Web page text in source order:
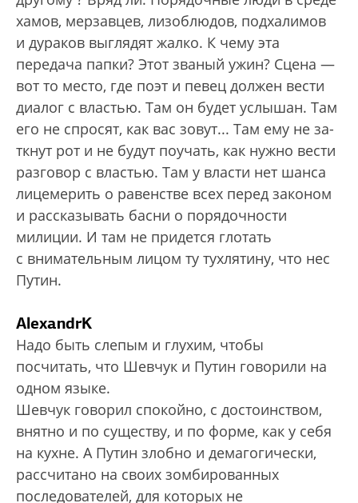
хамов, мерзавцев, лизоблюдов, подхалимов
и дураков выглядят жалко. К чему эта
передача папки? Этот званый ужин? Сцена —
вот то место, где поэт и певец должен вести
диалог с властью. Там он будет услышан. Там
его не спросят, как вас зовут... Там ему не за­
ткнут рот и не будут поучать, как нужно вести
разговор с властью. Там у власти нет шанса
лицемерить о равенстве всех перед законом
и рассказывать басни о порядочности
милиции. И там не придется глотать
с внимательным лицом ту тухлятину, что нес
Путин.
AlexandrK
Надо быть слепым и глухим, чтобы
посчитать, что Шевчук и Путин говорили на
одном языке.
Шевчук говорил спокойно, с достоинством,
внятно и по существу, и по форме, как у себя
на кухне. А Путин злобно и демагогически,
рассчитано на своих зомбированных
последователей, для которых не